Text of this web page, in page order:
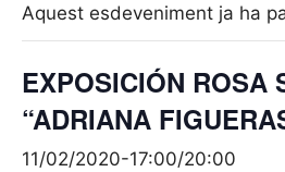
Aquest esdeveniment ja ha
EXPOSICIÓN ROSA
“ADRIANA
11/02/2020-17:00/20:00